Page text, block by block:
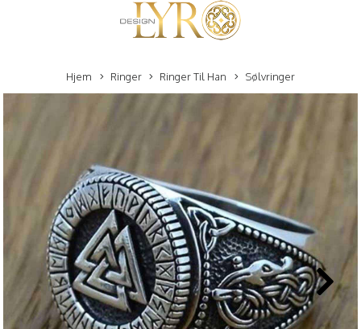
Hjem Ringer Ringer Til Han Sølvringer